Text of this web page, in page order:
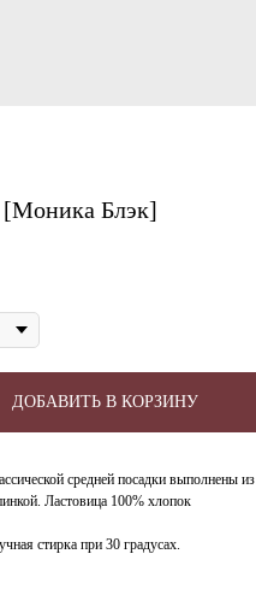
Блэк]
ДОБАВИТЬ В КОРЗИНУ
средней посадки выполнены
Ластовица 100% хлопок
стирка при 30 градусах.